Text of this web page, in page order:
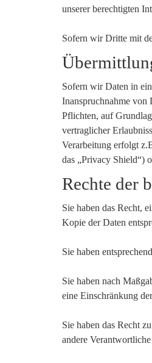
unserer berechtigten
Sofern wir Dritte mit
Sofern wir Daten in
Inanspruchnahme
Pflichten, auf
vertraglicher
Verarbeitung erfolgt
das „Privacy Shield“)
Rechte der
Sie haben das Recht,
Kopie der Daten
Sie haben
Sie haben nach
eine Einschränkung
Sie haben das Recht
andere